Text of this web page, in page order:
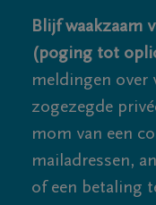
Blijf waakzaam
(poging tot
meldingen over
zogezegde
mom van een
mailadressen,
of een betaling